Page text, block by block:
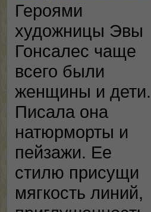
Героями
художницы Эвы
Гонсалес чаще
всего были
женщины и дети.
Писала она
натюрморты и
пейзажи. Ее
стилю присущи
мягкость линий,